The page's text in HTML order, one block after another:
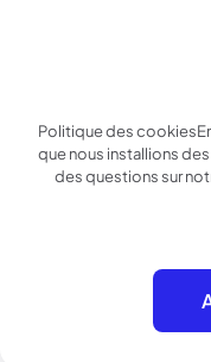
© 2025 Boutique du
réservés
Politique des
que nous installions
des questions sur